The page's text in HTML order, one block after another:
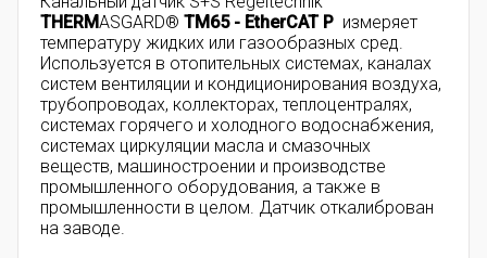
THERMASGARD® TM65 - EtherCAT P измеряет
температуру жидких или газообразных сред.
Используется в отопительных системах, каналах
систем вентиляции и кондиционирования воздуха,
трубопроводах, коллекторах, теплоцентралях,
системах горячего и холодного водоснабжения,
системах циркуляции масла и смазочных
веществ, машиностроении и производстве
промышленного оборудования, а также в
промышленности в целом. Датчик откалиброван
на заводе.